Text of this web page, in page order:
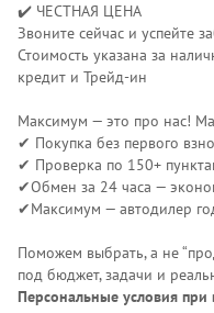
✔️ ЧЕСТНАЯ ЦЕНА
Звоните сейчас и успейте
Стоимость указана за
кредит и Трейд-ин
Максимум — это про нас!
✔ Покупка без первого
✔ Проверка по 150+
✔Обмен за 24 часа —
✔Максимум — автодилер
Поможем выбрать, а не
под бюджет, задачи и
Персональные условия